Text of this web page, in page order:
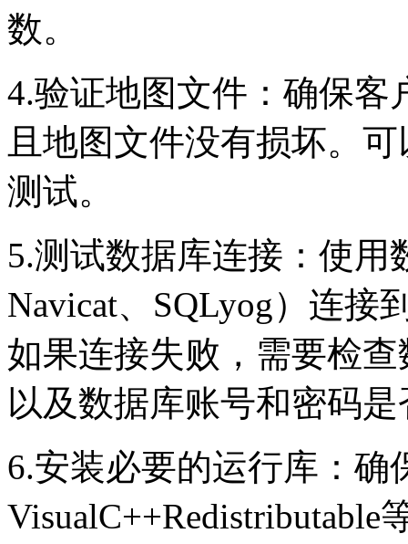
数。
4.验证地图文件：确保客
且地图文件没有损坏。
测试。
5.测试数据库连接：使用
Navicat、SQLyog）连接
如果连接失败，需要检
以及数据库账号和密码
6.安装必要的运行库：确